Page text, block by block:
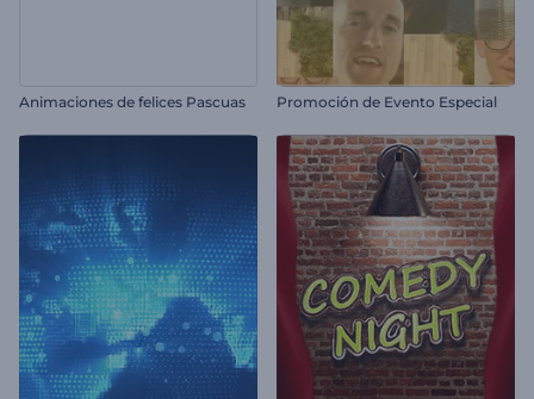
Animaciones de felices Pascuas Promoción de Evento Especial